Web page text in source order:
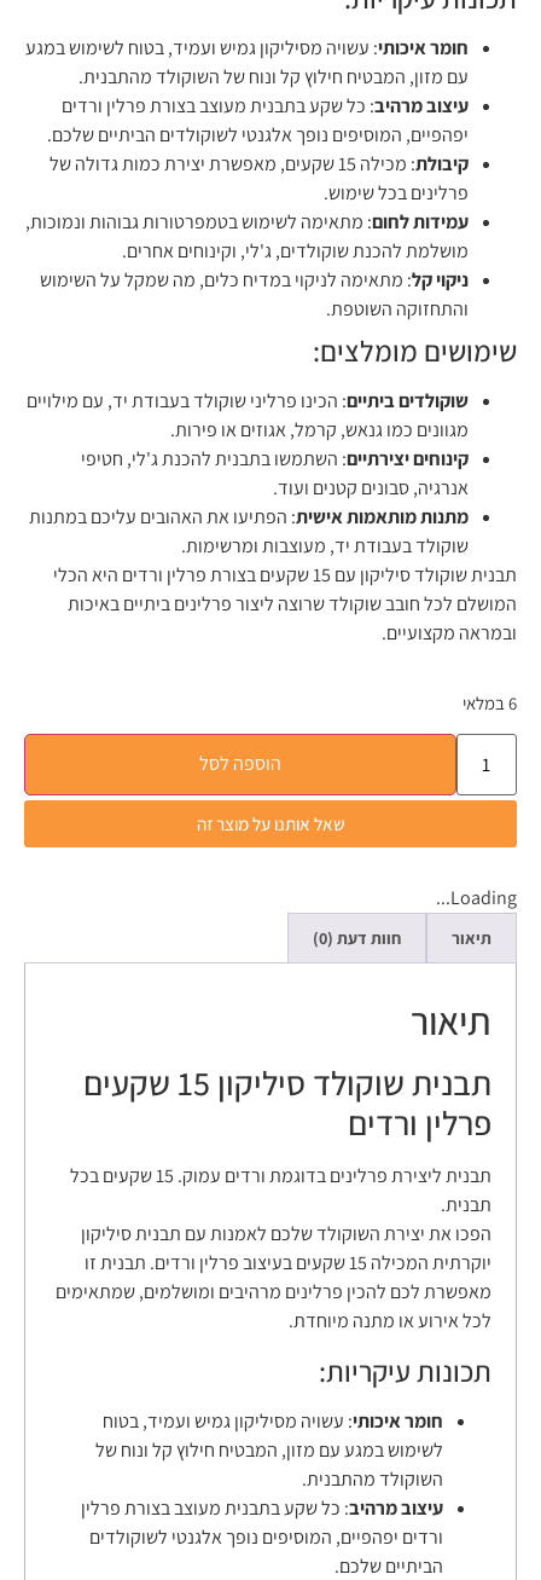
חומר איכותי: עשויה מסיליקון גמיש ועמיד, בטוח לשימוש במגע
עם מזון, המבטיח חילוץ קל ונוח של השוקולד מהתבנית.
עיצוב מרהיב: כל שקע בתבנית מעוצב בצורת פרלין ורדים
יפהפיים, המוסיפים נופך אלגנטי לשוקולדים הביתיים שלכם.
קיבולת
: מכילה 15 שקעים, מאפשרת יצירת כמות גדולה של
פרלינים בכל שימוש.
עמידות לחום: מתאימה לשימוש בטמפרטורות גבוהות ונמוכות,
מושלמת להכנת שוקולדים, ג'לי, וקינוחים אחרים.
ניקוי קל: מתאימה לניקוי במדיח כלים, מה שמקל על השימוש
והתחזוקה השוטפת.
שימושים מומלצים:
שוקולדים ביתיים: הכינו פרליני שוקולד בעבודת יד, עם מילויים
מגוונים כמו גנאש, קרמל, אגוזים או פירות.
קינוחים יצירתיים: השתמשו בתבנית להכנת ג'לי, חטיפי
אנרגיה, סבונים קטנים ועוד.
מתנות מותאמות אישית: הפתיעו את האהובים עליכם במתנות
שוקולד בעבודת יד, מעוצבות ומרשימות.
תבנית שוקולד סיליקון עם 15 שקעים בצורת פרלין ורדים היא הכלי
המושלם לכל חובב שוקולד שרוצה ליצור פרלינים ביתיים באיכות
ובמראה מקצועיים.
6 במלאי
הוספה לסל
שאל אותנו על מוצר זה
Loading...
תיאור חוות דעת (0)
תיאור
תבנית שוקולד סיליקון 15 שקעים
פרלין ורדים
תבנית ליצירת פרלינים בדוגמת ורדים עמוק. 15 שקעים בכל
תבנית.
הפכו את יצירת השוקולד שלכם לאמנות עם תבנית סיליקון
יוקרתית המכילה 15 שקעים בעיצוב פרלין ורדים. תבנית זו
מאפשרת לכם להכין פרלינים מרהיבים ומושלמים, שמתאימים
לכל אירוע או מתנה מיוחדת.
תכונות עיקריות:
חומר איכותי: עשויה מסיליקון גמיש ועמיד, בטוח
לשימוש במגע עם מזון, המבטיח חילוץ קל ונוח של
השוקולד מהתבנית.
עיצוב מרהיב: כל שקע בתבנית מעוצב בצורת פרלין
ורדים יפהפיים, המוסיפים נופך אלגנטי לשוקולדים
הביתיים שלכם.